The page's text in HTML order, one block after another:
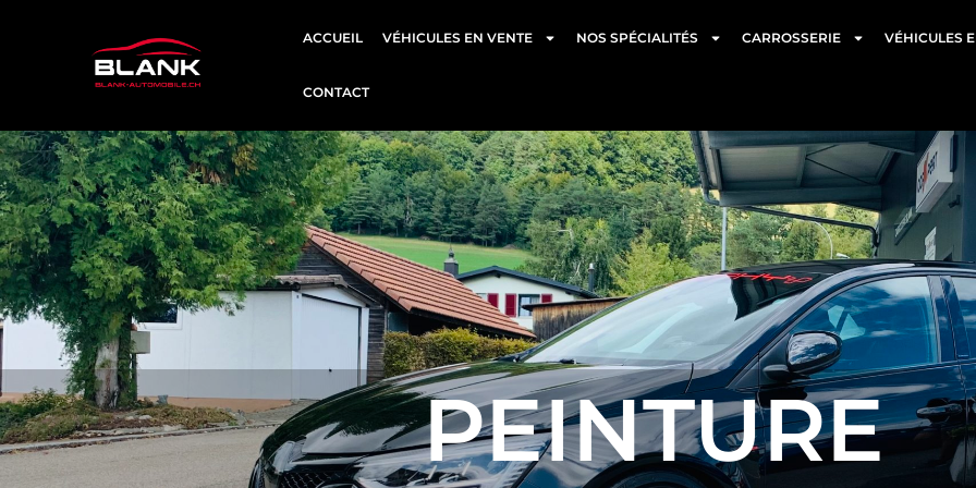
ACCUEIL VÉHICULES EN VENTE NOS SPÉCIALITÉS CARROSSERIE VÉHICULES
CONTACT
PEINTURE